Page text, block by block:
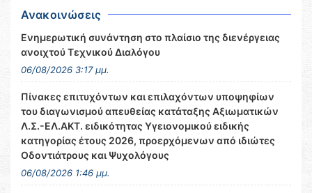
Ανακοινώσεις
Ενημερωτική συνάντηση στο πλαίσιο της διενέργειας
ανοιχτού Τεχνικού Διαλόγου
06/08/2026 3:17 μμ.
Πίνακες επιτυχόντων και επιλαχόντων υποψηφίων
του διαγωνισμού απευθείας κατάταξης Αξιωματικών
Λ.Σ.-ΕΛ.ΑΚΤ. ειδικότητας Υγειονομικού ειδικής
κατηγορίας έτους 2026, προερχόμενων από ιδιώτες
Οδοντιάτρους και Ψυχολόγους
06/08/2026 1:46 μμ.